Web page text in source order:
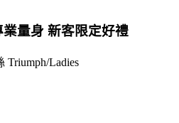
業量身 新客限定好禮
Triumph/Ladies